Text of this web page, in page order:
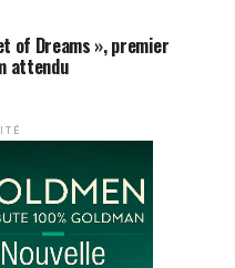
of Dreams », premier
attendu